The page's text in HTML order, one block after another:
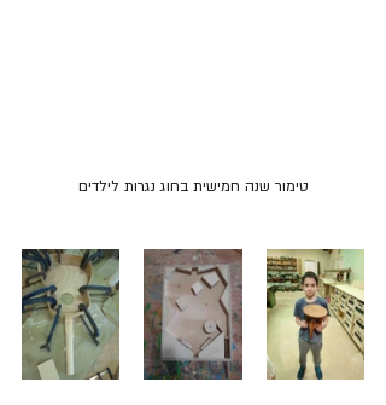
טימור שנה חמישית בחוג נגרות לילדים